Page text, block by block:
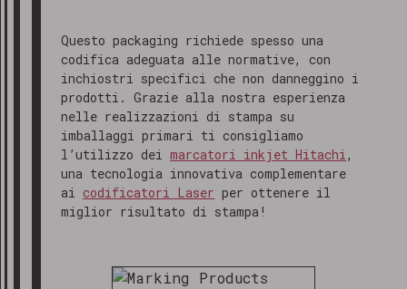
Questo packaging richiede spesso una
codifica adeguata alle normative, con
inchiostri specifici che non danneggino i
prodotti. Grazie alla nostra esperienza
nelle realizzazioni di stampa su
imballaggi primari ti consigliamo
l’utilizzo deimarcatori inkjet Hitachi,
una tecnologia innovativa complementare
ai codificatori Laser per ottenere il
miglior risultato di stampa!